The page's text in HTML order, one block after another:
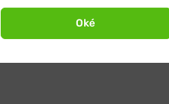
Oké